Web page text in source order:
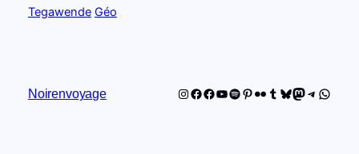
Tegawende Géo
Noirenvoyage Instagram
Facebook
Facebook
YouTube
Spotify
Pinterest
FlickrTumblr
Bluesky
Mastodon